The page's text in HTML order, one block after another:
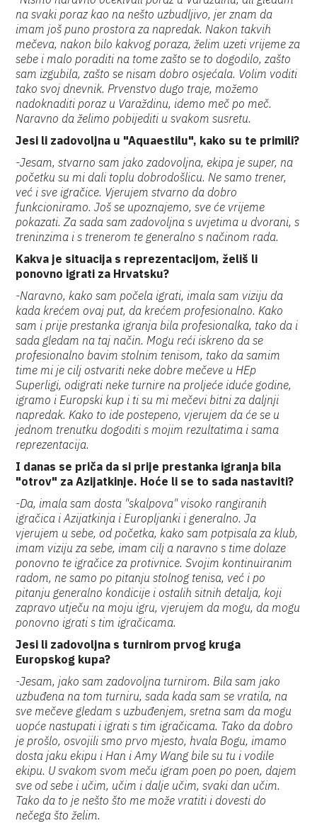
na svaki poraz kao na nešto uzbudljivo, jer znam da
imam još puno prostora za napredak. Nakon takvih
mečeva, nakon bilo kakvog poraza, želim uzeti vrijeme za
sebe i malo poraditi na tome zašto se to dogodilo, zašto
sam izgubila, zašto se nisam dobro osjećala. Volim voditi
tako svoj dnevnik. Prvenstvo dugo traje, možemo
nadoknaditi poraz u Varaždinu, idemo meč po meč.
Naravno da želimo pobijediti u svakom susretu.
Jesi li zadovoljna u "Aquaestilu", kako su te primili?
-Jesam, stvarno sam jako zadovoljna, ekipa je super, na
početku su mi dali toplu dobrodošlicu. Ne samo trener,
već i sve igračice. Vjerujem stvarno da dobro
funkcioniramo. Još se upoznajemo, sve će vrijeme
pokazati. Za sada sam zadovoljna s uvjetima u dvorani, s
treninzima i s trenerom te generalno s načinom rada.
Kakva je situacija s reprezentacijom, želiš li
ponovno igrati za Hrvatsku?
-Naravno, kako sam počela igrati, imala sam viziju da
kada krećem ovaj put, da krećem profesionalno. Kako
sam i prije prestanka igranja bila profesionalka, tako da i
sada gledam na taj način. Mogu reći iskreno da se
profesionalno bavim stolnim tenisom, tako da samim
time mi je cilj ostvariti neke dobre mečeve u HEp
Superligi, odigrati neke turnire na proljeće iduće godine,
igramo i Europski kup i ti su mi mečevi bitni za daljnji
napredak. Kako to ide postepeno, vjerujem da će se u
jednom trenutku dogoditi s mojim rezultatima i sama
reprezentacija.
I danas se priča da si prije prestanka igranja bila
"otrov" za Azijatkinje. Hoće li se to sada nastaviti?
-Da, imala sam dosta "skalpova" visoko rangiranih
igračica i Azijatkinja i Europljanki i generalno. Ja
vjerujem u sebe, od početka, kako sam potpisala za klub,
imam viziju za sebe, imam cilj a naravno s time dolaze
ponovno te igračice za protivnice. Svojim kontinuiranim
radom, ne samo po pitanju stolnog tenisa, već i po
pitanju generalno kondicije i ostalih sitnih detalja, koji
zapravo utječu na moju igru, vjerujem da mogu, da mogu
ponovno igrati s tim igračicama.
Jesi li zadovoljna s turnirom prvog kruga
Europskog kupa?
-Jesam, jako sam zadovoljna turnirom. Bila sam jako
uzbuđena na tom turniru, sada kada sam se vratila, na
sve mečeve gledam s uzbuđenjem, sretna sam da mogu
uopće nastupati i igrati s tim igračicama. Tako da dobro
je prošlo, osvojili smo prvo mjesto, hvala Bogu, imamo
dosta jaku ekipu i Han i Amy Wang bile su tu i vodile
ekipu. U svakom svom meču igram poen po poen, dajem
sve od sebe i učim, učim i dalje učim, svaki dan učim.
Tako da to je nešto što me može vratiti i dovesti do
nečega što želim.